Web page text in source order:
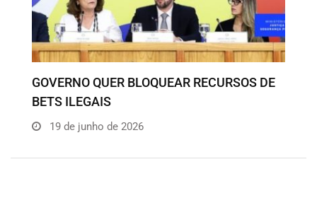
GOVERNO QUER BLOQUEAR RECURSOS DE
BETS ILEGAIS
19 de junho de 2026